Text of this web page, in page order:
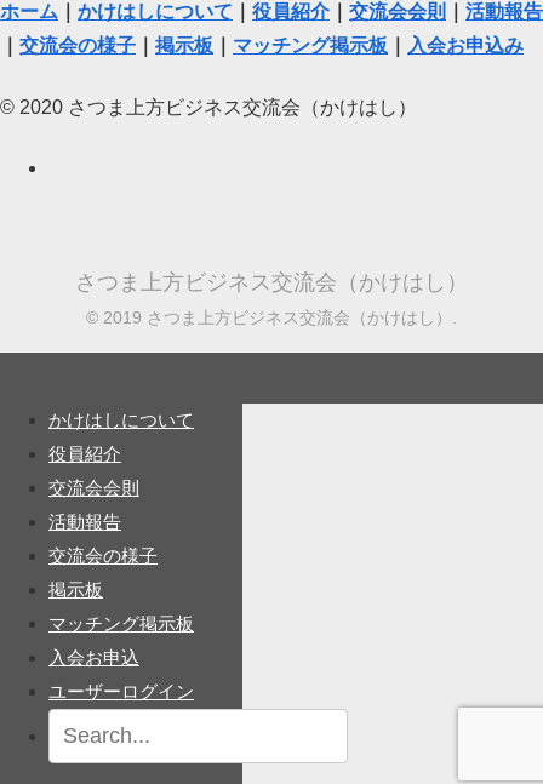
ホーム かけはしについて 役員紹介｜ 交流会会則
活動報告
交流会の様子 掲示板 マッチング掲示板 入会お申込み
© 2020 さつま上方ビジネス交流会（かけはし）
さつま上方ビジネス交流会（かけはし）
© 2019 さつま上方ビジネス交流会（かけはし）.
かけはしについて
役員紹介
交流会会則
活動報告
交流会の様子
掲示板
マッチング掲示板
入会お申込
ユーザーログイン